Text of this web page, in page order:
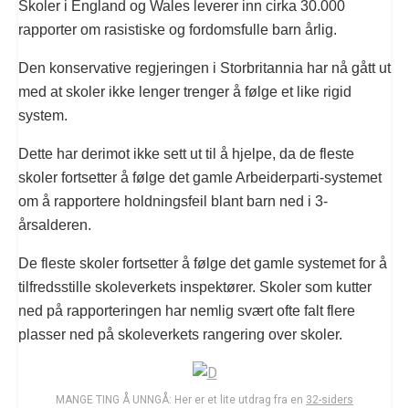
Skoler i England og Wales leverer inn cirka 30.000
rapporter om rasistiske og fordomsfulle barn årlig.
Den konservative regjeringen i Storbritannia har nå gått ut
med at skoler ikke lenger trenger å følge et like rigid
system.
Dette har derimot ikke sett ut til å hjelpe, da de fleste
skoler fortsetter å følge det gamle Arbeiderparti-systemet
om å rapportere holdningsfeil blant barn ned i 3-
årsalderen.
De fleste skoler fortsetter å følge det gamle systemet for å
tilfredsstille skoleverkets inspektører. Skoler som kutter
ned på rapporteringen har nemlig svært ofte falt flere
plasser ned på skoleverkets rangering over skoler.
MANGE TING Å UNNGÅ: Her er et lite utdrag fra en 32-siders